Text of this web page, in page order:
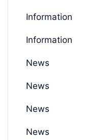
Information
Information
News
News
News
News